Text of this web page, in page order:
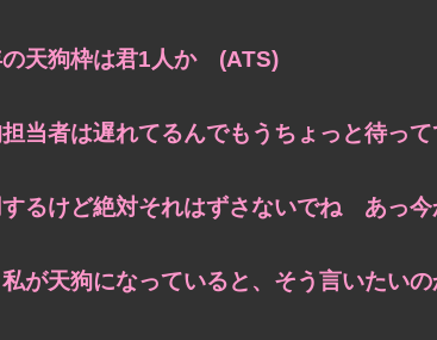
天狗枠は君1人か (ATS)
当者は遅れてるんでもうちょっと待っ
るけど絶対それはずさないでね あっ
が天狗になっていると、そう言いたい